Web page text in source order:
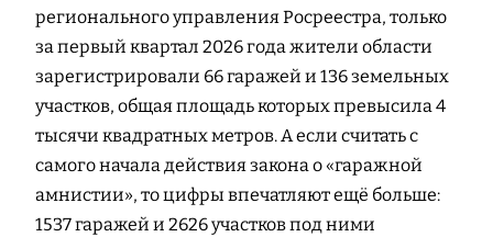
регионального управления Росреестра, только
за первый квартал 2026 года жители области
зарегистрировали 66 гаражей и 136 земельных
участков, общая площадь которых превысила 4
тысячи квадратных метров. А если считать с
самого начала действия закона о «гаражной
амнистии», то цифры впечатляют ещё больше:
1537 гаражей и 2626 участков под ними